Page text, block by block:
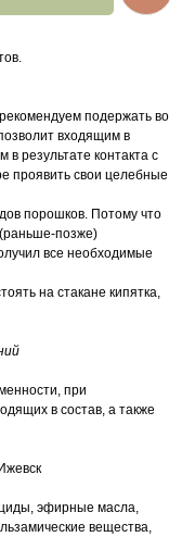
подержать во
входящим в
результате контакта с
проявить свои целебные
порошков. Потому что
позже)
все необходимые
на стакане кипятка,
при
в состав, а также
эфирные масла,
вещества,